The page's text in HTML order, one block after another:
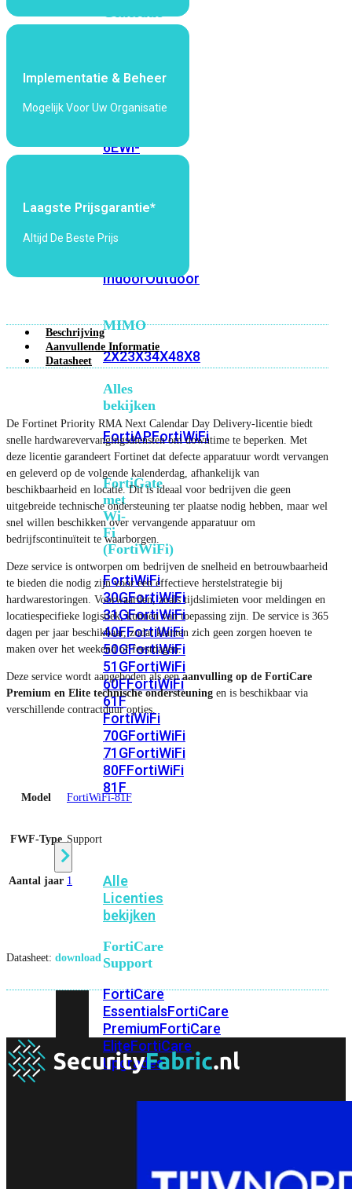
Generatie
5 Wi-
6Wi-
6EWi-
Wi-
Fi
Omgeving
IndoorOutdoor
MIMO
2X23X34X48X8
Alles
bekijken
FortiAPFortiWiFi
FortiGate
met
Wi-
Fi
(FortiWiFi)
FortiWiFi
30GFortiWiFi
31GFortiWiFi
40FFortiWiFi
50GFortiWiFi
51GFortiWiFi
60FFortiWiFi
61F
FortiWiFi
70GFortiWiFi
71GFortiWiFi
80FFortiWiFi
81F
Licentie
Alle
Licenties
bekijken
FortiCare
Support
FortiCare
EssentialsFortiCare
PremiumFortiCare
EliteFortiCare
Upgrades
Implementatie & Beheer
Mogelijk Voor Uw Organisatie
Laagste Prijsgarantie*
Altijd De Beste Prijs
Beschrijving
Aanvullende Informatie
Datasheet
De Fortinet Priority RMA Next Calendar Day Delivery-licentie biedt
snelle hardwarevervangingsdiensten om downtime te beperken. Met
deze licentie garandeert Fortinet dat defecte apparatuur wordt vervangen
en geleverd op de volgende kalenderdag, afhankelijk van
beschikbaarheid en locatie. Dit is ideaal voor bedrijven die geen
uitgebreide technische ondersteuning ter plaatse nodig hebben, maar wel
snel willen beschikken over vervangende apparatuur om
bedrijfscontinuïteit te waarborgen.
Deze service is ontworpen om bedrijven de snelheid en betrouwbaarheid
te bieden die nodig zijn voor een effectieve herstelstrategie bij
hardwarestoringen. Voorwaarden, zoals tijdslimieten voor meldingen en
locatiespecifieke logistiek, kunnen van toepassing zijn. De service is 365
dagen per jaar beschikbaar, zodat klanten zich geen zorgen hoeven te
maken over het weekend of feestdagen.
Deze service wordt aangeboden als eenaanvulling op de FortiCare
Premium en Elite technische ondersteuning en is beschikbaar via
verschillende contractduur opties.
Model FortiWiFi-81F
FWF-Type Support
Aantal jaar 1
Datasheet: download